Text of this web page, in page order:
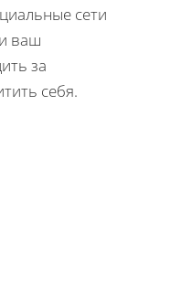
сети
ваш
за
себя.